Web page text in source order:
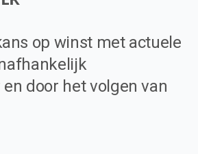
op winst met actuele
door het volgen van